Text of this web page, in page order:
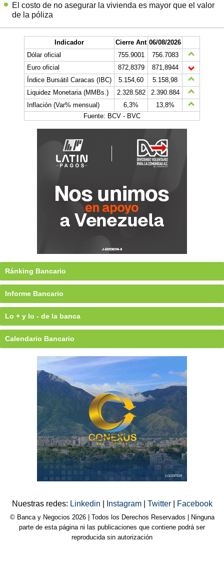
El costo de no asegurar la vivienda es mayor que el valor
de la póliza
Indicador Cierre Ant 06/08/2026
Dólar oficial
755.9001
756.7083
Euro oficial
872,8379
871,8944
Índice Bursátil Caracas (IBC)
5.154,60
5.158,98
Liquidez Monetaria (MMBs.)
2.328.582
2.390.884
Inflación (Var% mensual)
6,3%
13,8%
Fuente: BCV - BVC
Ránking Bancario
Informe Bancario
Lo + y lo - de la banca
Calendario Bancario
Nuestras redes: Linkedin Instagram Twitter Facebook
© Banca y Negocios 2026 | Todos los Derechos Reservados | Ninguna
parte de esta página ni las publicaciones que contiene podrá ser
reproducida sin autorización